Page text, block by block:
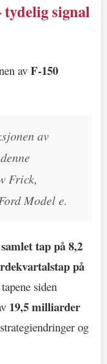
signal
av F‑150
av
Frick,
Model e.
samlet tap på 8,2
på
siden
19,5 milliarder
og